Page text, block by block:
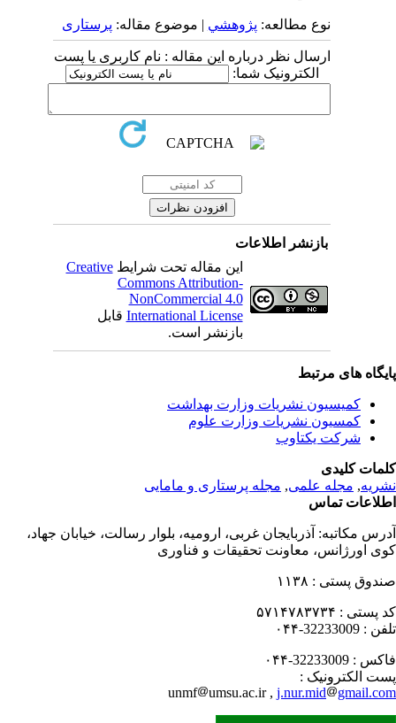
نوع مطالعه:پژوهشي| موضوع مقاله:پرستاری
ارسال نظر درباره این مقاله : نام کاربری یا پست
الکترونیک شما:
بازنشر اطلاعات
این مقاله تحت شرایطCreative
Commons Attribution-
NonCommercial 4.0
International Licenseقابل
بازنشر است.
های مرتبط
کمیسیون نشریات وزارت بهداشت
کمسیون نشریات وزارت علوم
شرکت یکتاوب
کلیدی
,مجله علمی, مجله پرستاری و مامایی
تماس
مکاتبه:آذربایجان غربی، ارومیه، بلوار رسالت، خیابان جهاد،
اورژانس، معاونت تحقیقات و فناوری
پستی : ۱۱۳۸
پستی : ۵۷۱۴۷۸۳۷۳۴
: 32233009-۰۴۴
: 32233009-۰۴۴
الکترونیک :
unmf
umsu.ac.ir ,j.nur.mid